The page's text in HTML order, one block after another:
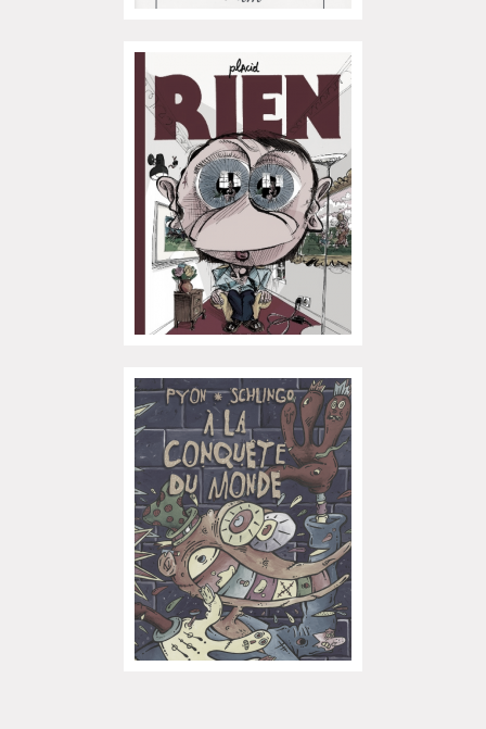
Dédicace de Gwénola Carrère à